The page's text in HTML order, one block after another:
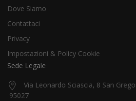
Dove Siamo
Contattaci
Privacy
Impostazioni & Policy Cookie
Sede Legale
Via Leonardo Sciascia, 8 San
95027